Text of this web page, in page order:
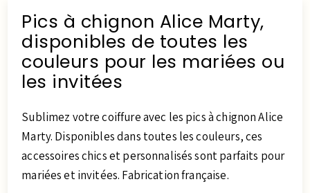
Pics à chignon Alice Marty,
disponibles de toutes les
couleurs pour les mariées ou
les invitées
Sublimez votre coiffure avec les pics à chignon Alice
Marty. Disponibles dans toutes les couleurs, ces
accessoires chics et personnalisés sont parfaits pour
mariées et invitées. Fabrication française.